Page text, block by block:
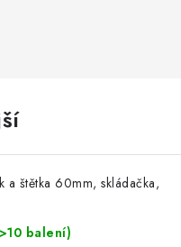
a štětka 60mm, skládačka,
balení)